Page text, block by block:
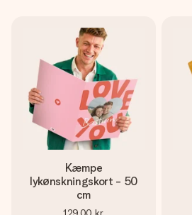
Kæmpe
lykønskningskort - 50
cm